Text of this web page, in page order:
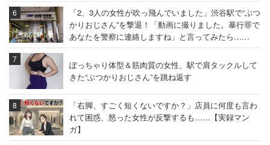
「2、3人の女性が吹っ飛んでいました」渋谷駅で“ぶつ
かりおじさん”を撃退！「動画に撮りました。暴行罪で
あなたを警察に連絡しますね」と言ってみたら……
ぽっちゃり体型＆筋肉質の女性、駅で肩タックルして
きた“ぶつかりおじさん”を跳ね返す
「右脚、すごく短くないですか？」店員に何度も言わ
れて困惑、怒った女性が反撃するも……【実録マン
ガ】